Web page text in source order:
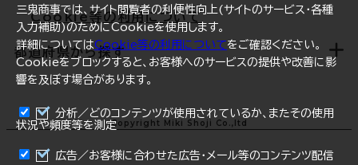
まとめて資料請求
三鬼商事では、サイト閲覧者の利便性向上(サイトのサービス・各種
入力補助)のためにCookieを使用します。
詳細についてはCookie等の利用についてをご確認ください。
Cookieをブロックすると、お客様へのサービスの提供や改善に影
響を及ぼす場合があります。
分析／どのコンテンツが使用されているか、またその使用
状況や頻度等を測定
広告／お客様に合わせた広告・メール等のコンテンツ配信
横浜
福岡
オフィスリポート
ログイン
Cookie等の利用について
都道府県から探す
北海道
青森県
Copyright Miki Shoji Co.,ltd